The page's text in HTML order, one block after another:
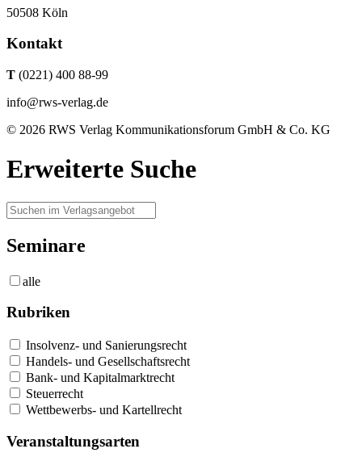
50508 Köln
Kontakt
T (0221) 400 88-99
info@rws-verlag.de
© 2026 RWS Verlag Kommunikationsforum GmbH & Co. KG
Erweiterte Suche
Seminare
alle
Rubriken
Insolvenz- und Sanierungsrecht
Handels- und Gesellschaftsrecht
Bank- und Kapitalmarktrecht
Steuerrecht
Wettbewerbs- und Kartellrecht
Veranstaltungsarten